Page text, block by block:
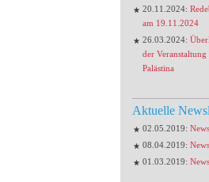
20.11.2024:
am 19.11.2024
26.03.2024:
der
Palästina
Aktuelle
02.05.2019:
08.04.2019:
01.03.2019: